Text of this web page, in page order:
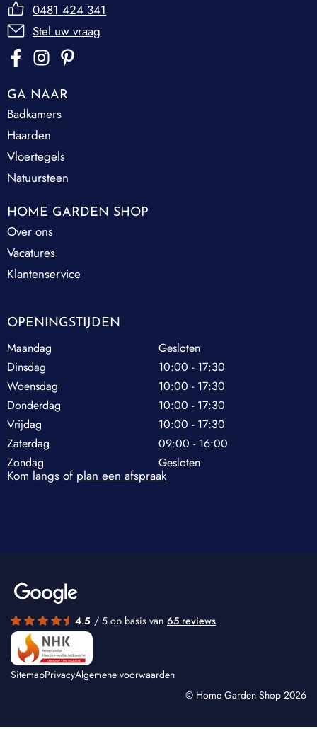
0481 424 341
Stel uw vraag
GA NAAR
Badkamers
Haarden
Vloertegels
Natuursteen
HOME GARDEN SHOP
Over ons
Vacatures
Klantenservice
OPENINGSTIJDEN
Maandag
Gesloten
Dinsdag
10:00 - 17:30
Woensdag
10:00 - 17:30
Donderdag
10:00 - 17:30
Vrijdag
10:00 - 17:30
Zaterdag
09:00 - 16:00
Zondag
Gesloten
Kom langs of plan een afspraak
4.5 / 5 op basis van 65 reviews
SitemapPrivacyAlgemene voorwaarden
© Home Garden Shop 2026